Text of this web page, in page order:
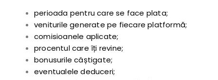
perioada pentru care se face plata;
veniturile generate pe fiecare platformă;
comisioanele aplicate;
procentul care îți revine;
bonusurile câștigate;
eventualele deduceri;